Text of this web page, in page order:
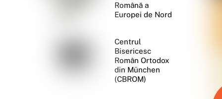
Română a
Europei de Nord
Centrul
Bisericesc
Român Ortodox
din München
(CBROM)